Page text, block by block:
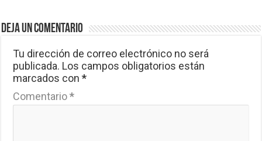
Deja un comentario
Tu dirección de correo electrónico no será
publicada. Los campos obligatorios están
marcados con*
Comentario*